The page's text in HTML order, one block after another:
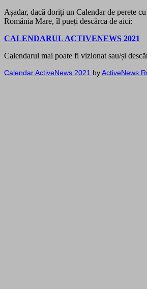
Așadar, dacă doriți un Calendar de perete
România Mare, îl pueți descărca de aici:
CALENDARUL ACTIVENEWS 2021
Calendarul mai poate fi vizionat sau/și
Calendar ActiveNews 2021 byActiveNews